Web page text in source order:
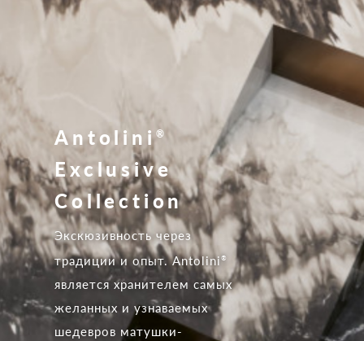
Antolini®
Exclusive
Collection
Экcкюзивность через
традиции и опыт. Antolini®
является хранителем самых
желанных и узнаваемых
шедевров матушки-